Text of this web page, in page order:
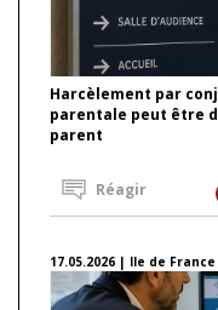
Harcèlement par
parentale peut être
parent
Réagir
17.05.2026 | Ile de France